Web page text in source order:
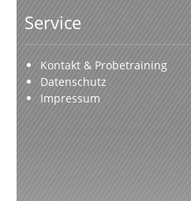
Service
Kontakt & Probetraining
Datenschutz
Impressum